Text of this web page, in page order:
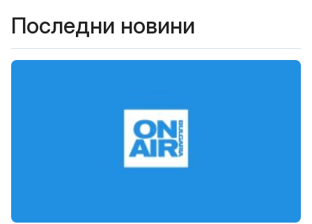
Последни новини